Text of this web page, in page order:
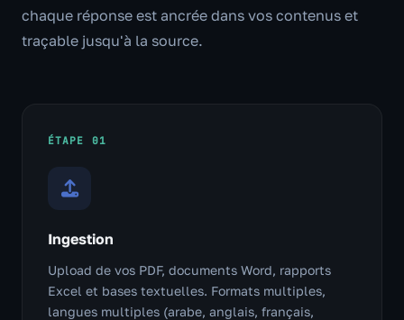
chaque réponse est ancrée dans vos contenus et
traçable jusqu'à la source.
ÉTAPE 01
Ingestion
Upload de vos PDF, documents Word, rapports
Excel et bases textuelles. Formats multiples,
langues multiples (arabe, anglais, français,